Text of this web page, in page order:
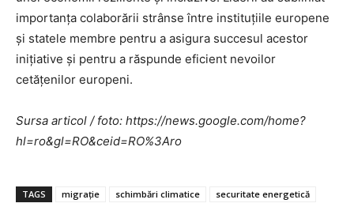
importanța colaborării strânse între instituțiile europene
și statele membre pentru a asigura succesul acestor
inițiative și pentru a răspunde eficient nevoilor
cetățenilor europeni.
Sursa articol / foto: https://news.google.com/home?
hl=ro&gl=RO&ceid=RO%3Aro
TAGS migrație schimbări climatice securitate energetică